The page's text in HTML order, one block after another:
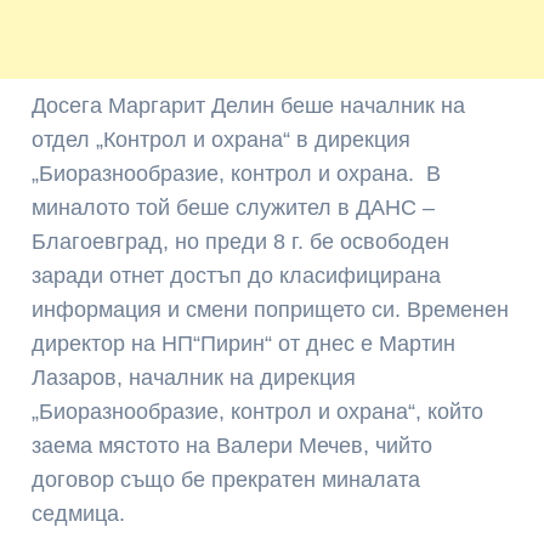
Досега Маргарит Делин беше началник на
отдел „Контрол и охрана“ в дирекция
„Биоразнообразие, контрол и охрана. В
миналото той беше служител в ДАНС –
Благоевград, но преди 8 г. бе освободен
заради отнет достъп до класифицирана
информация и смени попрището си. Временен
директор на НП“Пирин“ от днес е Мартин
Лазаров, началник на дирекция
„Биоразнообразие, контрол и охрана“, който
заема мястото на Валери Мечев, чийто
договор също бе прекратен миналата
седмица.